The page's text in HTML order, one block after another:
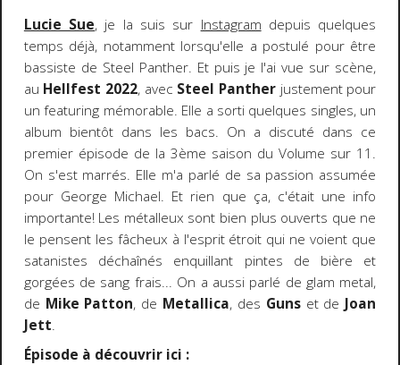
Lucie Sue, je la suis sur Instagram depuis quelques
temps déjà, notamment lorsqu'elle a postulé pour être
bassiste de Steel Panther. Et puis je l'ai vue sur scène,
au Hellfest 2022, avec Steel Pantherjustement pour
un featuring mémorable. Elle a sorti quelques singles, un
album bientôt dans les bacs. On a discuté dans ce
premier épisode de la 3ème saison du Volume sur 11.
On s'est marrés. Elle m'a parlé de sa passion assumée
pour George Michael. Et rien que ça, c'était une info
importante! Les métalleux sont bien plus ouverts que ne
le pensent les fâcheux à l'esprit étroit qui ne voient que
satanistes déchaînés enquillant pintes de bière et
gorgées de sang frais... On a aussi parlé de glam metal,
de Mike Patton, de Metallica, des Gunset deJoan
Jett.
Épisode à découvrir ici :